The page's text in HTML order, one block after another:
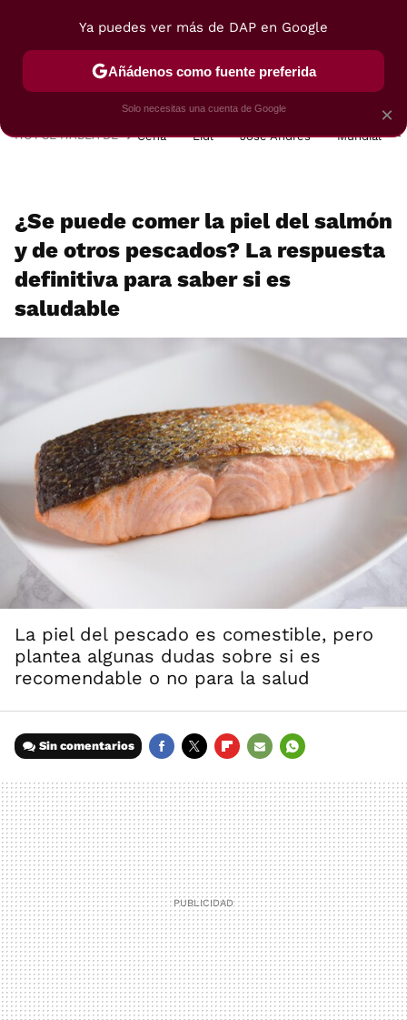
POSTRES VIAJES SELECCIÓN VEGUI
HOY SE HABLA DE Cena Lidl José Andrés Mundial
¿Se puede comer la piel del salmón
y de otros pescados? La respuesta
definitiva para saber si es
saludable
La piel del pescado es comestible, pero
plantea algunas dudas sobre si es
recomendable o no para la salud
Sin comentarios
MAIL
×
Ya puedes ver más de DAP en Google
Añádenos como fuente preferida
Solo necesitas una cuenta de Google